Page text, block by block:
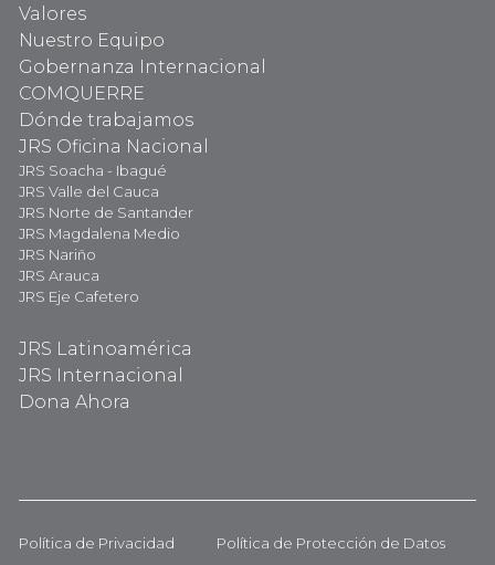
Valores
Nuestro Equipo
Gobernanza Internacional
COMQUERRE
Dónde trabajamos
JRS Oficina Nacional
JRS Soacha - Ibagué
JRS Valle del Cauca
JRS Norte de Santander
JRS Magdalena Medio
JRS Nariño
JRS Arauca
JRS Eje Cafetero
JRS Latinoamérica
JRS Internacional
Dona Ahora
Política de Privacidad
Política de Protección de Datos